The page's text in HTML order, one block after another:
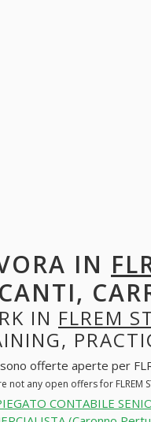
IN
IN FLREM
offerte aperte per
not any open offers for FLREM
CONTABILE